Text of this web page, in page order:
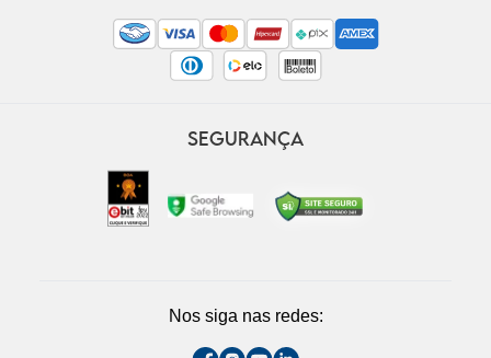
SEGURANÇA
Nos siga nas redes: